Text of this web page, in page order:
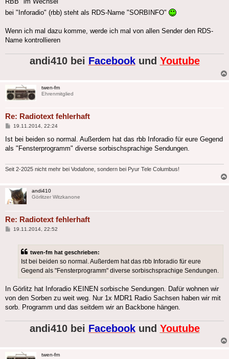
bei "Inforadio" (rbb) steht als RDS-Name "SORBINFO"
Wenn ich mal dazu komme, werde ich mal von allen Sender den RDS-
Name kontrollieren
andi410 bei Facebookund Youtube
twen-fm
Ehrenmitglied
Re: Radiotext fehlerhaft
Beitrag
19.11.2014, 22:24
Ist bei beiden so normal. Außerdem hat das rbb Inforadio für eure Gegend
als "Fensterprogramm" diverse sorbischsprachige Sendungen.
Seit 2-2025 nicht mehr bei Vodafone, sondern bei Pyur Tele Columbus!
andi410
Görlitzer Witzkanone
Re: Radiotext fehlerhaft
Beitrag
19.11.2014, 22:52
twen-fm hat geschrieben:
Ist bei beiden so normal. Außerdem hat das rbb Inforadio für eure
Gegend als "Fensterprogramm" diverse sorbischsprachige Sendungen.
In Görlitz hat Inforadio KEINEN sorbische Sendungen. Dafür wohnen wir
von den Sorben zu weit weg. Nur 1x MDR1 Radio Sachsen haben wir mit
sorb. Programm und das seitdem wir an Backbone hängen.
andi410 bei Facebookund Youtube
twen-fm